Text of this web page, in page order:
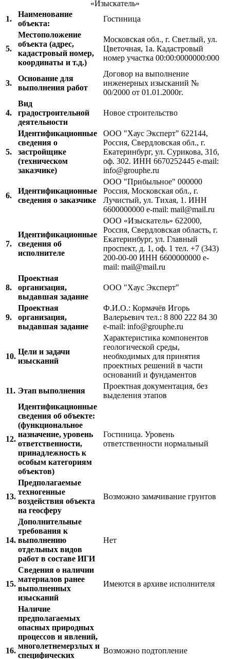
«Изыскатель»
1.
Наименование
объекта:
Гостиница
5.
Местоположение
объекта (адрес,
кадастровый номер,
координаты и т.д.)
Московская обл., г. Светлый, ул.
Цветочная, 1а. Кадастровый
номер участка 00:00:0000000:000
3.
Основание для
выполнения работ
Договор на выполнение
инженерных изысканий №
00/2000 от 01.01.2000г.
4.
Вид
градостроительной
деятельности
Новое строительство
5.
Идентификационные
сведения о
застройщике
(техническом
заказчике)
ООО "Хаус Эксперт" 622144,
Россия, Свердловская обл., г.
Екатеринбург, ул. Сурикова, 31б,
оф. 302. ИНН 6670252445 e-mail:
info@grouphe.ru
6.
Идентификационные
сведения о заказчике
ООО "Прибыльное" 000000
Россия, Московская обл., г.
Лучистый, ул. Тихая, 1. ИНН
6600000000 e-mail: mail@mail.ru
7.
Идентификационные
сведения об
исполнителе
ООО «Изыскатель» 622000,
Россия, Свердловская область, г.
Екатеринбург, ул. Главный
проспект, д. 1, оф. 1 тел. +7 (343)
200-00-00 ИНН 6600000000 e-
mail: mail@mail.ru
8.
Проектная
организация,
выдавшая задание
ООО "Хаус Эксперт"
9.
Проектная
организация,
выдавшая задание
Ф.И.О.: Кормачёв Игорь
Валерьевич тел.: 8 800 222 84 30
e-mail: info@grouphe.ru
10.
Цели и задачи
изысканий
Характеристика компонентов
геологической среды,
необходимых для принятия
проектных решений в части
оснований и фундаментов
11. Этап выполнения
Проектная документация, без
выделения этапов
12.
Идентификационные
сведения об объекте:
(функциональное
назначение, уровень
ответственности,
принадлежность к
особым категориям
объектов)
Гостиница. Уровень
ответственности нормальный
13.
Предполагаемые
техногенные
воздействия объекта
на геосферу
Возможно замачивание грунтов
14.
Дополнительные
требования к
выполнению
отдельных видов
работ в составе ИГИ
Нет
15.
Сведения о наличии
материалов ранее
выполненных
изысканий
Имеются в архиве исполнителя
16.
Наличие
предполагаемых
опасных природных
процессов и явлений,
многолетнемерзлых и
специфических
Возможно подтопление